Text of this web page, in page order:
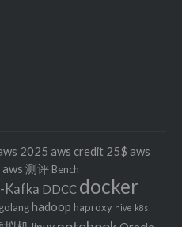
2025 aws credit 25$ aws
aws 测评 Bench
Kafka DDCC docker
golanghadoop haproxy hive k8s